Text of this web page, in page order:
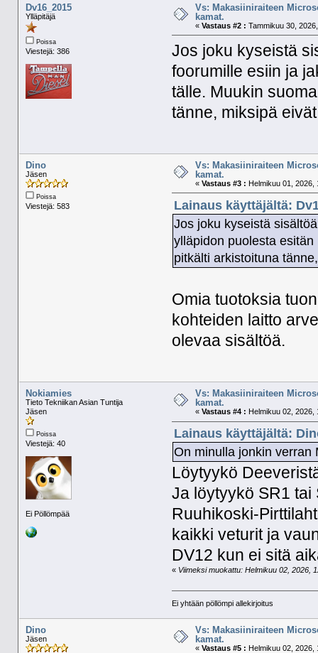
Dv16_2015
Ylläpitäjä
Poissa
Viestejä: 386
Vs: Makasiiniraiteen
kamat.
« Vastaus #2 : Tammikuu 30,
Jos joku kyseistä
foorumille esiin ja
tälle. Muukin
tänne, miksipä
Dino
Jäsen
Poissa
Viestejä: 583
Vs: Makasiiniraiteen
kamat.
« Vastaus #3 : Helmikuu 01, 2026,
Lainaus käyttäjältä:
Jos joku kyseistä
ylläpidon puolesta
pitkälti arkistoituna
Omia tuotoksia
kohteiden laitto
olevaa sisältöä.
Nokiamies
Tieto Tekniikan Asian Tuntija
Jäsen
Poissa
Viestejä: 40
Ei Pöllömpää
Vs: Makasiiniraiteen
kamat.
« Vastaus #4 : Helmikuu 02, 2026,
Lainaus käyttäjältä:
On minulla jonkin verran
Löytyykö
Ja löytyykö SR1
Ruuhikoski-
kaikki veturit ja
DV12 kun ei sitä
« Viimeksi muokattu: Helmikuu 02, 2026,
Ei yhtään pöllömpi allekirjoitus
Dino
Jäsen
Vs: Makasiiniraiteen
kamat.
« Vastaus #5 : Helmikuu 02, 2026,